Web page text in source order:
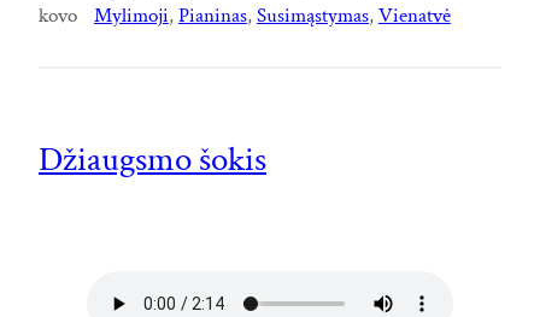
kovo
Mylimoji, Pianinas, Susimąstymas, Vienatvė
Džiaugsmo šokis